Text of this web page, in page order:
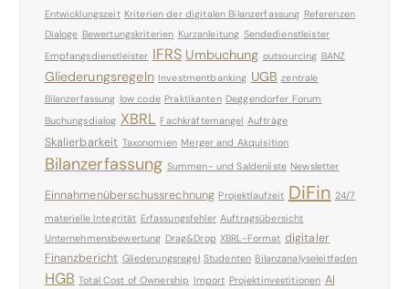
Entwicklungszeit Kriterien der digitalen Bilanzerfassung Referenzen
Dialoge Bewertungskriterien Kurzanleitung Sendedienstleister
Empfangsdienstleister IFRS Umbuchung outsourcing BANZ
Gliederungsregeln Investmentbanking UGB zentrale
Bilanzerfassung low code Praktikanten Deggendorfer Forum
Buchungsdialog XBRL Fachkräftemangel Aufträge
Skalierbarkeit Taxonomien Merger and Akquisition
Bilanzerfassung Summen- und Saldenliste Newsletter
Einnahmenüberschussrechnung Projektlaufzeit DiFin 24/7
materielle Integrität Erfassungsfehler Auftragsübersicht
Unternehmensbewertung Drag&Drop XBRL-Format digitaler
Finanzbericht Gliederungsregel Studenten Bilanzanalyseleitfaden
HGB Total Cost of Ownership Import Projektinvestitionen AI